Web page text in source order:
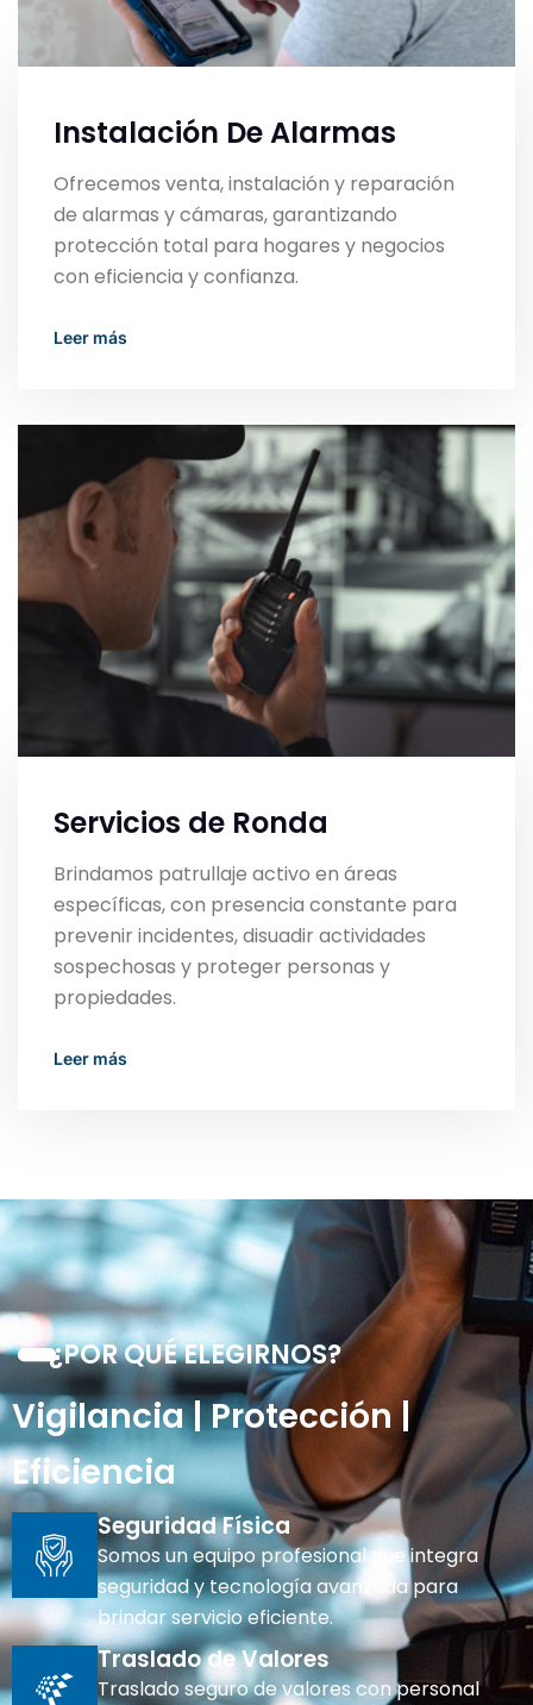
Instalación De Alarmas
Ofrecemos venta, instalación y reparación
de alarmas y cámaras, garantizando
protección total para hogares y negocios
con eficiencia y confianza.
Read More
Servicios de Ronda
Brindamos patrullaje activo en áreas
específicas, con presencia constante para
prevenir incidentes, disuadir actividades
sospechosas y proteger personas y
propiedades.
Read More
¿POR QUÉ ELEGIRNOS?
Vigilancia | Protección |
Eficiencia
Seguridad Física
Somos un equipo profesional que integra
seguridad y tecnología avanzada para
brindar servicio eficiente.
Traslado de Valores
Traslado seguro de valores con personal